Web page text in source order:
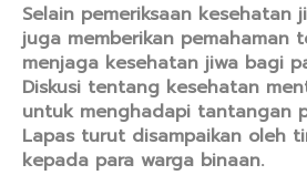
Selain pemeriksaan kesehatan
juga memberikan pemahaman
menjaga kesehatan jiwa bagi
Diskusi tentang kesehatan
untuk menghadapi tantangan
Lapas turut disampaikan oleh
kepada para warga binaan.